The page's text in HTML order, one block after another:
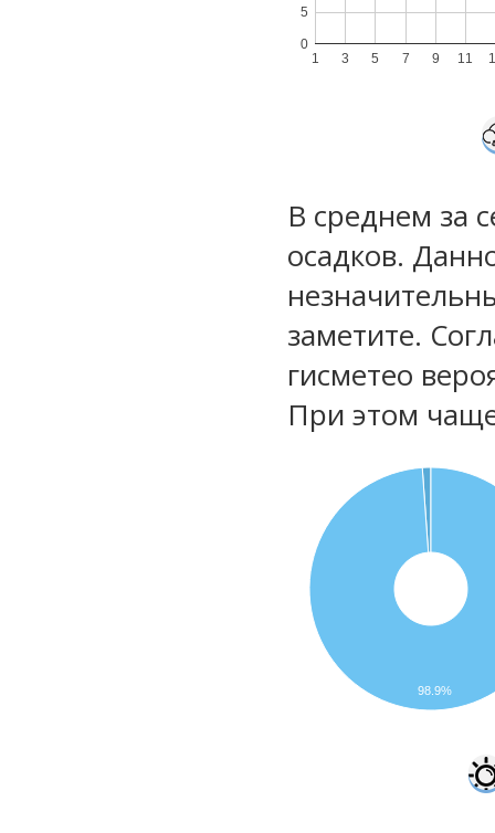
1 3 5 7 9 11
0
5
В среднем за
осадков.
заметите.
гисметео
При этом
98.9%